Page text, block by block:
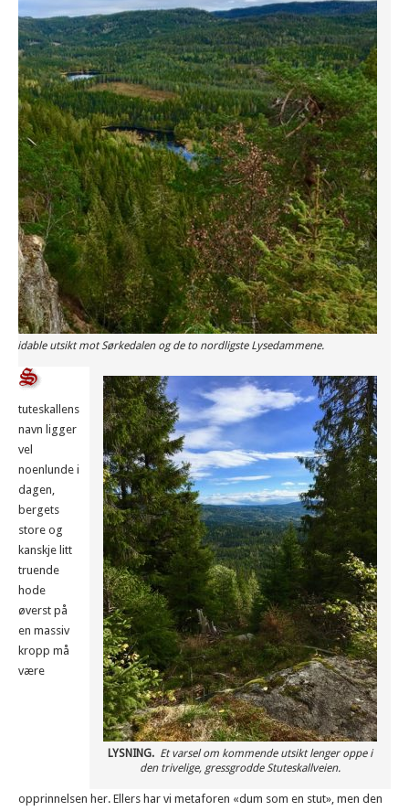
utsikt mot Sørkedalen og de to nordligste Lysedammene.
LYSNING. Et varsel om kommende utsikt lenger oppe i
den trivelige, gressgrodde Stuteskallveien.
tuteskallens
navn ligger
vel
noenlunde i
dagen,
bergets
store og
kanskje litt
truende
hode
øverst på
en massiv
kropp må
være
opprinnelsen her. Ellers har vi metaforen «dum som en stut», men den